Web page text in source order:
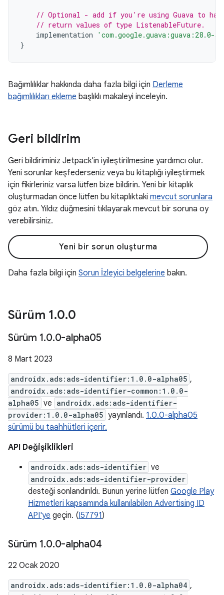
// Optional - add if you're using Guava to
// return values of type ListenableFuture.
implementation
'com.google.guava:guava:28.0-
}
Bağımlılıklar hakkında daha fazla bilgi için Derleme
bağımlılıkları ekleme başlıklı makaleyi inceleyin.
Geri bildirim
Geri bildiriminiz Jetpack'in iyileştirilmesine yardımcı olur.
Yeni sorunlar keşfederseniz veya bu kitaplığı iyileştirmek
için fikirleriniz varsa lütfen bize bildirin. Yeni bir kitaplık
oluşturmadan önce lütfen bu kitaplıktaki mevcut sorunlara
göz atın. Yıldız düğmesini tıklayarak mevcut bir soruna oy
verebilirsiniz.
Yeni bir sorun oluşturma
Daha fazla bilgi için Sorun İzleyici belgelerine bakın.
Sürüm 1.0.0
Sürüm 1.0.0-alpha05
8 Mart 2023
androidx.ads:ads-identifier:1.0.0-alpha05 ,
androidx.ads:ads-identifier-common:1.0.0-
alpha05 ve androidx.ads:ads-identifier-
provider:1.0.0-alpha05 yayınlandı. 1.0.0-alpha05
sürümü bu taahhütleri içerir.
API Değişiklikleri
androidx.ads:ads-identifier ve
androidx.ads:ads-identifier-provider
desteği sonlandırıldı. Bunun yerine lütfen Google Play
Hizmetleri kapsamında kullanılabilen Advertising ID
API'ye geçin. (I57791)
Sürüm 1.0.0-alpha04
22 Ocak 2020
androidx.ads:ads-identifier:1.0.0-alpha04 ,